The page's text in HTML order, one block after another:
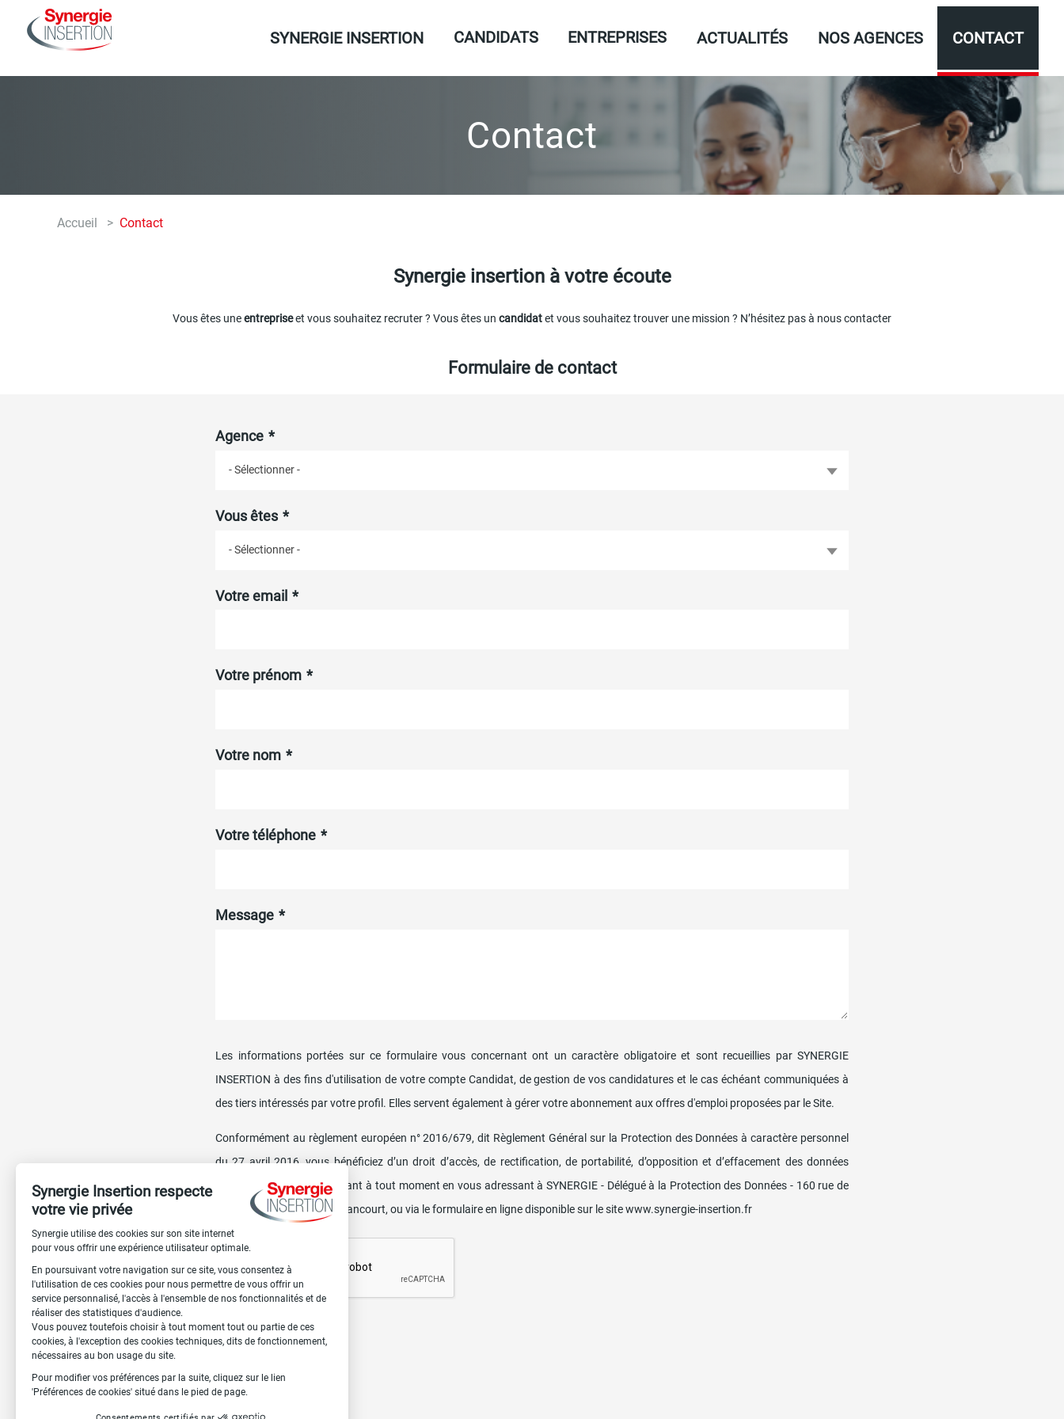
principale
SYNERGIE INSERTION CANDIDATS ENTREPRISES ACTUALITÉS NOS AGENCES CONTACT
Contact
Accueil Contact
Synergie insertion à votre écoute
Vous êtes uneentrepriseet vous souhaitez recruter ? Vous êtes un candidatet vous souhaitez trouver une mission ? N’hésitez pas à nous contacter
Formulaire de contact
Agence
- Sélectionner -
Vous êtes
- Sélectionner -
Votre email
Votre prénom
Votre nom
Votre téléphone
Message
Les informations portées sur ce formulaire vous concernant ont un caractère obligatoire et sont recueillies par SYNERGIE
INSERTION à des fins d'utilisation de votre compte Candidat, de gestion de vos candidatures et le cas échéant communiquées à
des tiers intéressés par votre profil. Elles servent également à gérer votre abonnement aux offres d'emploi proposées par le Site.
Conformément au règlement européen n° 2016/679, dit Règlement Général sur la Protection des Données à caractère personnel
du 27 avril 2016, vous bénéficiez d’un droit d’accès, de rectification, de portabilité, d’opposition et d’effacement des données
personnelles vous concernant à tout moment en vous adressant à SYNERGIE - Délégué à la Protection des Données - 160 rue de
Paris - 92100 Boulogne-Billancourt, ou via le formulaire en ligne disponible sur le sitewww.synergie-insertion.fr